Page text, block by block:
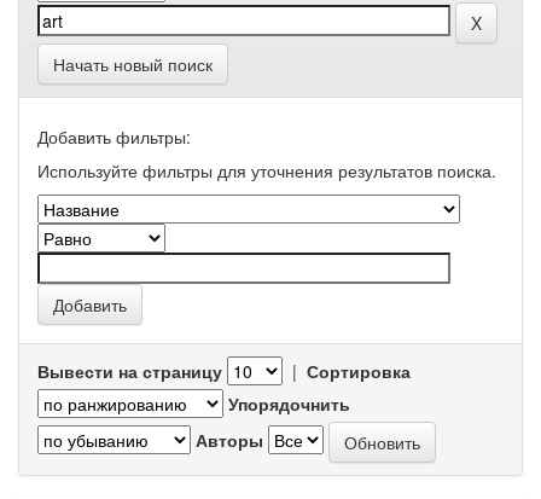
Начать новый поиск
Добавить фильтры:
Используйте фильтры для уточнения результатов поиска.
Вывести на страницу | Сортировка
Упорядочнить
Авторы